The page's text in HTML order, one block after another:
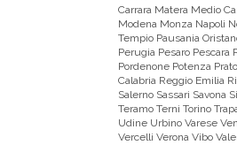
Carrara Matera Medio
Modena Monza Napoli
Tempio Pausania
Perugia Pesaro Pescara
Pordenone Potenza
Calabria Reggio Emilia
Salerno Sassari Savona
Teramo Terni Torino
Udine Urbino Varese
Vercelli Verona Vibo